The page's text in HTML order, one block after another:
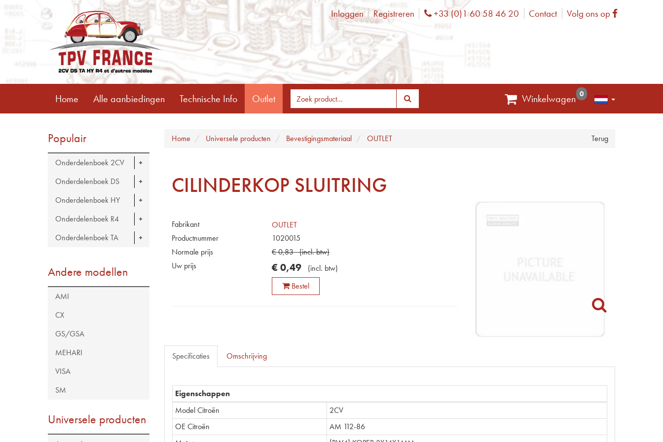
Inloggen Registreren Phone
+33 (0)1 60 58 46 20 Contact Volg ons op Facebook
Home Alle aanbiedingen Technische Info Outlet Winkelwagen 0
Populair
Onderdelenboek 2CV
Onderdelenboek DS
Onderdelenboek HY
Onderdelenboek R4
Onderdelenboek TA
Andere modellen
AMI
CX
GS/GSA
MEHARI
VISA
SM
Universele producten
Terug
Home Universele producten Bevestigingsmateriaal OUTLET
CILINDERKOP SLUITRING
Fabrikant
OUTLET
Productnummer
1020015
Normale prijs
€0,83 (incl. btw)
Uw prijs
€ 0,49 (incl. btw)
Bestel
Specificaties Omschrijving
Eigenschappen
Model Citroën
2CV
OE Citroën
AM 112-86